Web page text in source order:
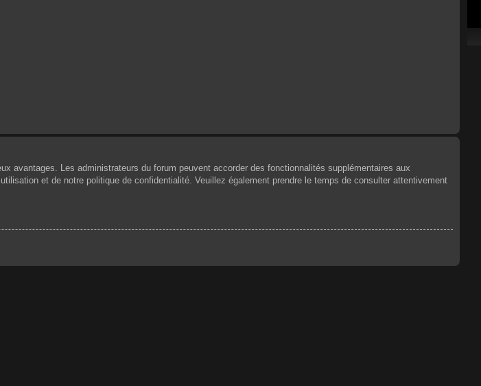
avantages. Les administrateurs du forum peuvent accorder des fonctionnalités supplémentaires aux
et de notre politique de confidentialité. Veuillez également prendre le temps de consulter attentivement